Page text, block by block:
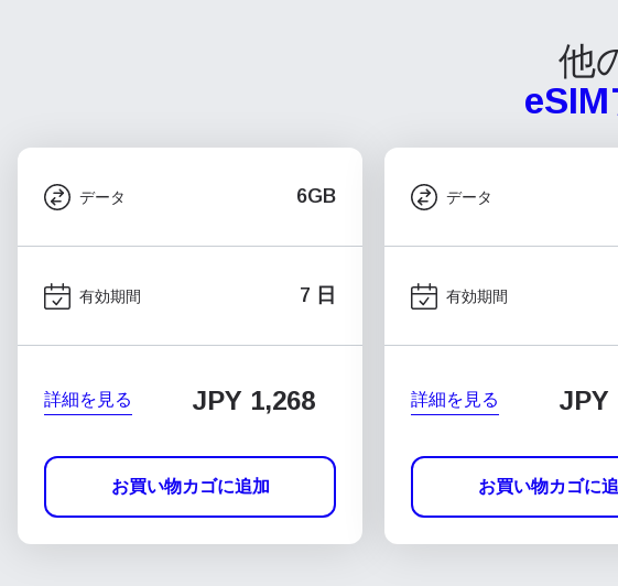
他
データ 6GB
有効期間 7 日
詳細を見る JPY 1,268
お買い物カゴに追加
データ
有効期間
詳細を見る JPY
お買い物カゴに